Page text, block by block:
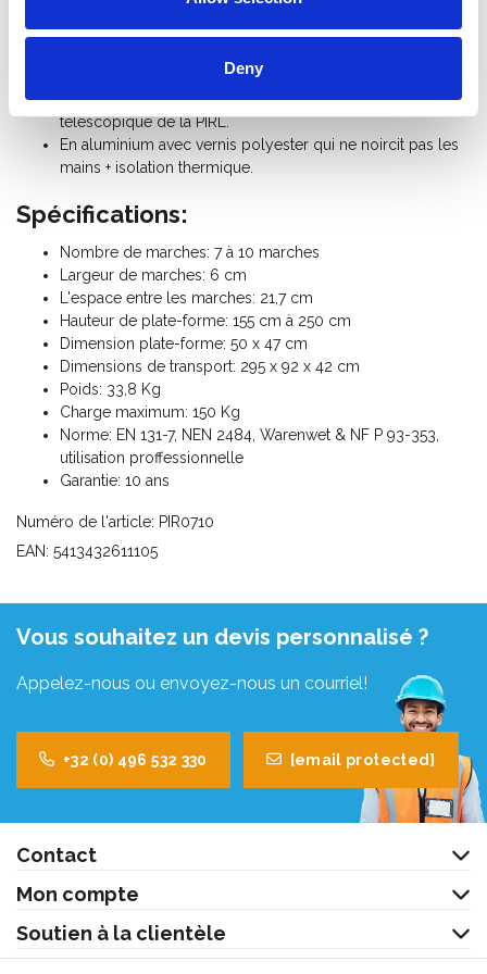
Deny
Déplacement facile grâce à ses 2 roues (se transporte
comme une brouette).
permettent de travailler sur des sols lisses.
Rattrapage de niveau possible grâce au caractère
télescopique de la PIRL.
En aluminium avec vernis polyester qui ne noircit pas les
mains + isolation thermique.
Spécifications:
Nombre de marches: 7 à 10 marches
Largeur de marches: 6 cm
L'espace entre les marches: 21,7 cm
Hauteur de plate-forme: 155 cm à 250 cm
Dimension plate-forme: 50 x 47 cm
Dimensions de transport: 295 x 92 x 42 cm
Poids: 33,8 Kg
Charge maximum: 150 Kg
Norme: EN 131-7, NEN 2484, Warenwet & NF P 93-353,
utilisation proffessionnelle
Garantie: 10 ans
Numéro de l'article: PIR0710
EAN: 5413432611105
Vous souhaitez un devis personnalisé ?
Appelez-nous ou envoyez-nous un courriel!
+32 (0) 496 532 330 [email protected]
Contact
Mon compte
Soutien à la clientèle